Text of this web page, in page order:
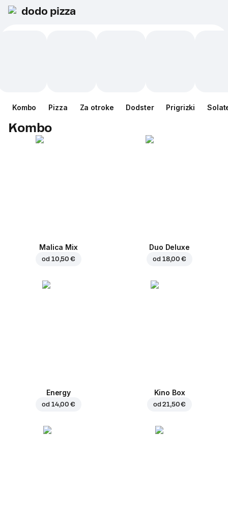
dodo pizza
Kombo Pizza Za otroke Dodster Prigrizki
Kombo
Malica Mix
od 10,50 €
Duo Deluxe
od 18,00 €
Energy
od 14,00 €
Kino Box
od21,50 €